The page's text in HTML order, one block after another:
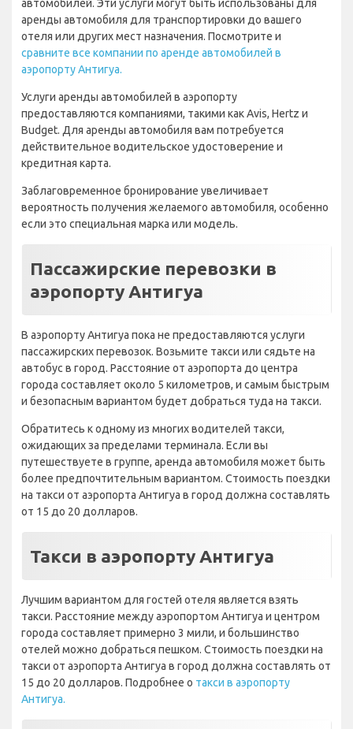
автомобилей. Эти услуги могут быть использованы для
аренды автомобиля для транспортировки до вашего
отеля или других мест назначения. Посмотрите и
сравните все компании по аренде автомобилей в
аэропорту Антигуа.
Услуги аренды автомобилей в аэропорту
предоставляются компаниями, такими как Avis, Hertz и
Budget. Для аренды автомобиля вам потребуется
действительное водительское удостоверение и
кредитная карта.
Заблаговременное бронирование увеличивает
вероятность получения желаемого автомобиля, особенно
если это специальная марка или модель.
Пассажирские перевозки в
аэропорту Антигуа
В аэропорту Антигуа пока не предоставляются услуги
пассажирских перевозок. Возьмите такси или сядьте на
автобус в город. Расстояние от аэропорта до центра
города составляет около 5 километров, и самым быстрым
и безопасным вариантом будет добраться туда на такси.
Обратитесь к одному из многих водителей такси,
ожидающих за пределами терминала. Если вы
путешествуете в группе, аренда автомобиля может быть
более предпочтительным вариантом. Стоимость поездки
на такси от аэропорта Антигуа в город должна составлять
от 15 до 20 долларов.
Такси в аэропорту Антигуа
Лучшим вариантом для гостей отеля является взять
такси. Расстояние между аэропортом Антигуа и центром
города составляет примерно 3 мили, и большинство
отелей можно добраться пешком. Стоимость поездки на
такси от аэропорта Антигуа в город должна составлять от
15 до 20 долларов. Подробнее о такси в аэропорту
Антигуа.